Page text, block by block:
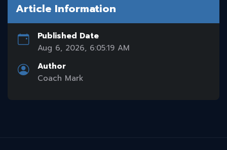
Article Information
Published Date
Aug 6, 2026, 6:05:19 AM
Author
Coach Mark